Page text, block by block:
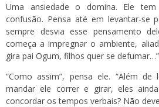
Uma ansiedade o domina. Ele
confusão. Pensa até em levantar-se
sempre desvia esse pensamento
começa a impregnar o ambiente,
gira pai Ogum, filhos quer se
“Como assim”, pensa ele. “Além
mandar ele correr e girar, eles
concordar os tempos verbais? Não